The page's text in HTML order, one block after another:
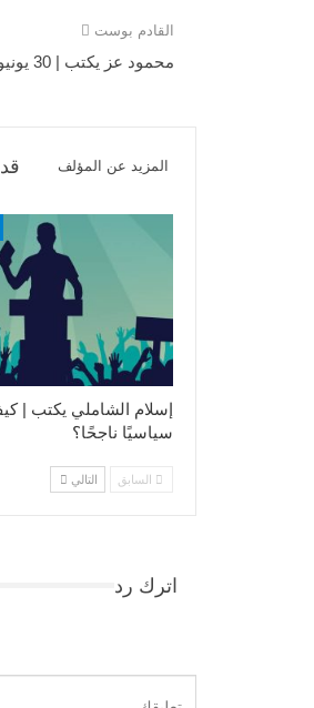
القادم بوست
محمود عز يكتب | 30 يونيو .. بداية الجمهورية الجديدة
المزيد عن المؤلف
إسلام الشاملي يكتب |
سياسيًا ناجحًا؟
السابق التالي
اترك رد